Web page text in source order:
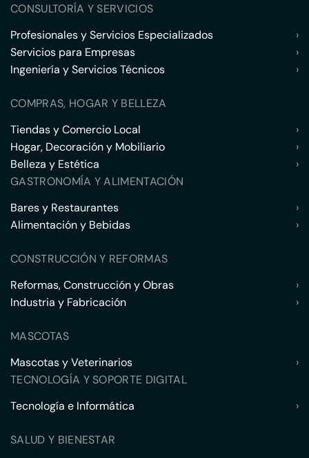
CONSULTORÍA Y SERVICIOS
Profesionales y Servicios Especializados
›
Servicios para Empresas
›
Ingeniería y Servicios Técnicos
›
COMPRAS, HOGAR Y BELLEZA
Tiendas y Comercio Local
›
Hogar, Decoración y Mobiliario
›
Belleza y Estética
›
GASTRONOMÍA Y ALIMENTACIÓN
Bares y Restaurantes
›
Alimentación y Bebidas
›
CONSTRUCCIÓN Y REFORMAS
Reformas, Construcción y Obras
›
Industria y Fabricación
›
MASCOTAS
Mascotas y Veterinarios
›
TECNOLOGÍA Y SOPORTE DIGITAL
Tecnología e Informática
›
SALUD Y BIENESTAR